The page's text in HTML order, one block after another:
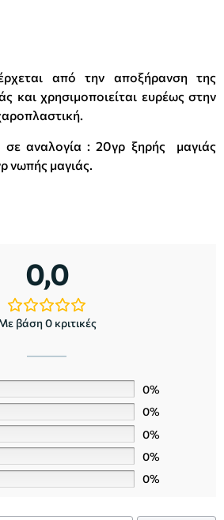
από την αποξήρανση της
και χρησιμοποιείται ευρέως στην
σε αναλογία : 20γρ ξηρής μαγιάς
νωπής μαγιάς.
0,0
βάση 0 κριτικές
0%
0%
0%
0%
0%